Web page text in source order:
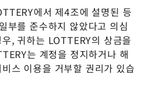
에서 제4조에 설명된 등
부를 준수하지 않았다고 의심
, 귀하는 LOTTERY의 상금을
는 계정을 정지하거나 해
스 이용을 거부할 권리가 있습